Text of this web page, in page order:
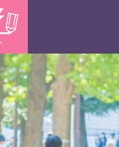
入試日程
ネット出願につ